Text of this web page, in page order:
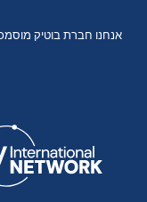
אנחנו חברת בוטיק